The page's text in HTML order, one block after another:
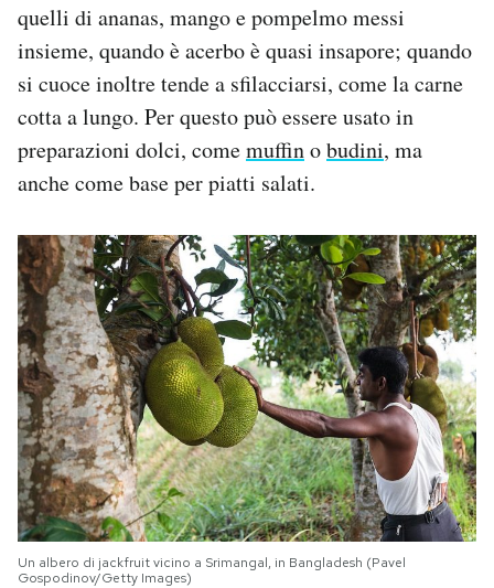
quelli di ananas, mango e pompelmo messi
insieme, quando è acerbo è quasi insapore; quando
si cuoce inoltre tende a sfilacciarsi, come la carne
cotta a lungo. Per questo può essere usato in
preparazioni dolci, comemuffinobudini, ma
anche come base per piatti salati.
Un albero di jackfruit vicino a Srimangal, in Bangladesh (Pavel
Gospodinov/Getty Images)